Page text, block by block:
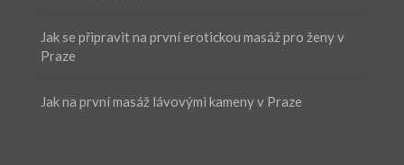
Jak se připravit na první erotickou masáž pro ženy v
Praze
Jak na první masáž lávovými kameny v Praze